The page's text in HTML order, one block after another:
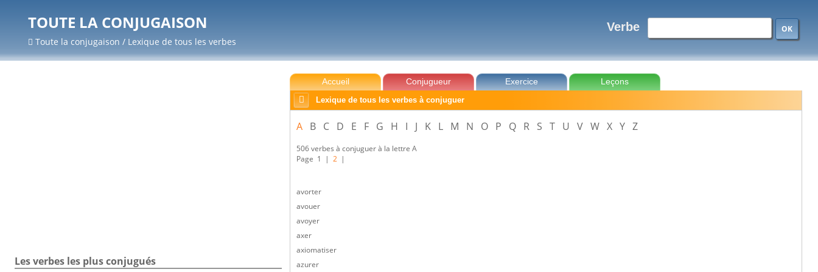
TOUTE LA CONJUGAISON
Toute la conjugaison / Lexique de tous les verbes
Verbe OK
Accueil Conjugueur Exercice
Leçons

Lexique de tous les verbes à conjuguer
A B C D E F G H I J K L M N O P Q R S T U V W X Y Z
506 verbes à conjuguer à la lettre A
Page 1 | 2 |
avorter
avouer
avoyer
axer
axiomatiser
azurer
Les verbes les plus conjugués